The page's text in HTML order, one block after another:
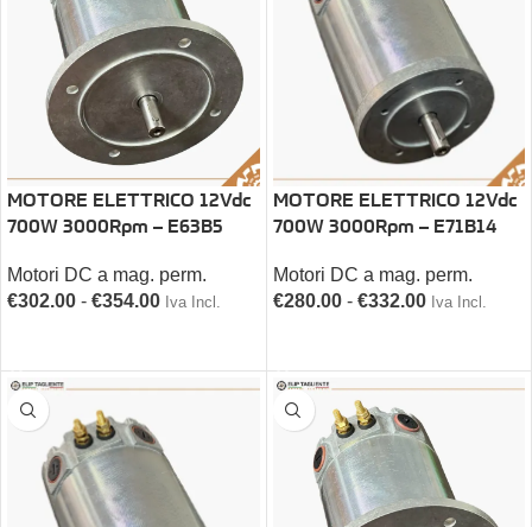
MOTORE ELETTRICO 12Vdc
700W 3000Rpm – E63B5
Motori DC a mag. perm.
€302.00 - €354.00 Iva Incl.
MOTORE ELETTRICO 12Vdc
700W 3000Rpm – E71B14
Motori DC a mag. perm.
€280.00 - €332.00 Iva Incl.